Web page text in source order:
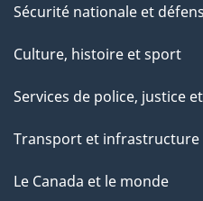
Sécurité nationale et
Culture, histoire et sport
Services de police, justice
Transport et infrastructure
Le Canada et le monde